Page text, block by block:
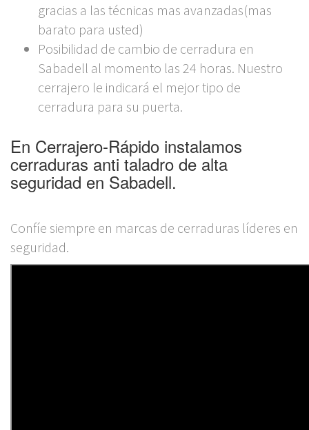
gracias a las técnicas mas avanzadas(mas
barato para usted)
Posibilidad de cambio de cerradura en
Sabadell al momento las 24 horas. Nuestro
cerrajero le indicará el mejor tipo de
cerradura para su puerta.
En Cerrajero-Rápido instalamos
cerraduras anti taladro de alta
seguridad en Sabadell.
Confíe siempre en marcas de cerraduras líderes en
seguridad.